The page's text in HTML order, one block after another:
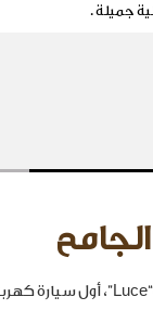
جميلة .